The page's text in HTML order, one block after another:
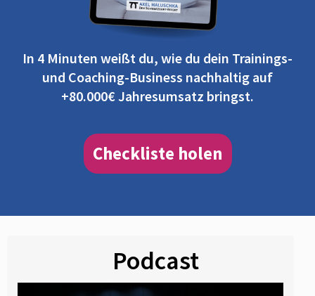
In 4 Minuten weißt du, wie du dein Trainings-
und Coaching-Business nachhaltig auf
+80.000€ Jahresumsatz bringst.
Checkliste holen
Podcast